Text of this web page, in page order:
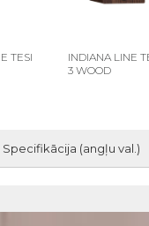
TESI
INDIANA LINE
3 WOOD
Specifikācija (angļu val.)